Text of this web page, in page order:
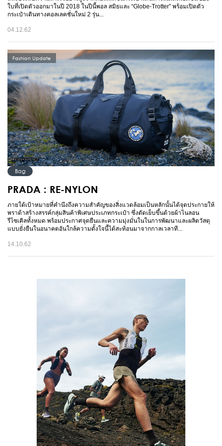
ใบที่เปิดตัวออกมาในปี 2018 ในปีนี้พอล สมิธและ “Globe-Trotter” พร้อมเปิดตัว
กระเป๋าเดินทางคอลเลคชั่นใหม่ 2 รุ่น...
04.12.62
Fashion Update
Bag
PRADA : RE-NYLON
ภายใต้เป้าหมายที่คำนึงถึงความสำคัญของสิ่งแวดล้อมเป็นหลักนั้นได้จุดประกายให้
พราด้าสร้างสรรค์กลุ่มสินค้าพิเศษประเภทกระเป๋า ซึ่งตัดเย็บขึ้นด้วยผ้าไนลอน
รีไซเคิลทั้งหมด พร้อมประกาศจุดยืนและความมุ่งมั่นในในการพัฒนาและผลิตวัสดุ
แบบยั่งยืนในอนาคตอันใกล้ความตั้งใจนี้ได้สะท้อนมาจากกาลเวลาที...
14.10.62